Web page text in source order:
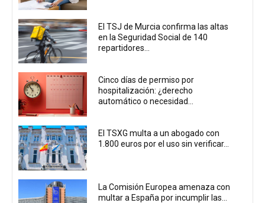
El TSJ de Murcia confirma las altas
en la Seguridad Social de 140
repartidores...
Cinco días de permiso por
hospitalización: ¿derecho
automático o necesidad...
El TSXG multa a un abogado con
1.800 euros por el uso sin verificar...
La Comisión Europea amenaza con
multar a España por incumplir las...